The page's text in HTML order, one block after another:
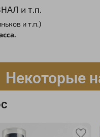
и т.п.
и т.п.)
Некоторые